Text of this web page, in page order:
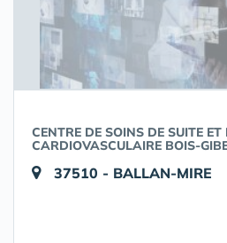
CENTRE DE SOINS DE SUITE
CARDIOVASCULAIRE BOIS-
37510 - BALLAN-MIRE